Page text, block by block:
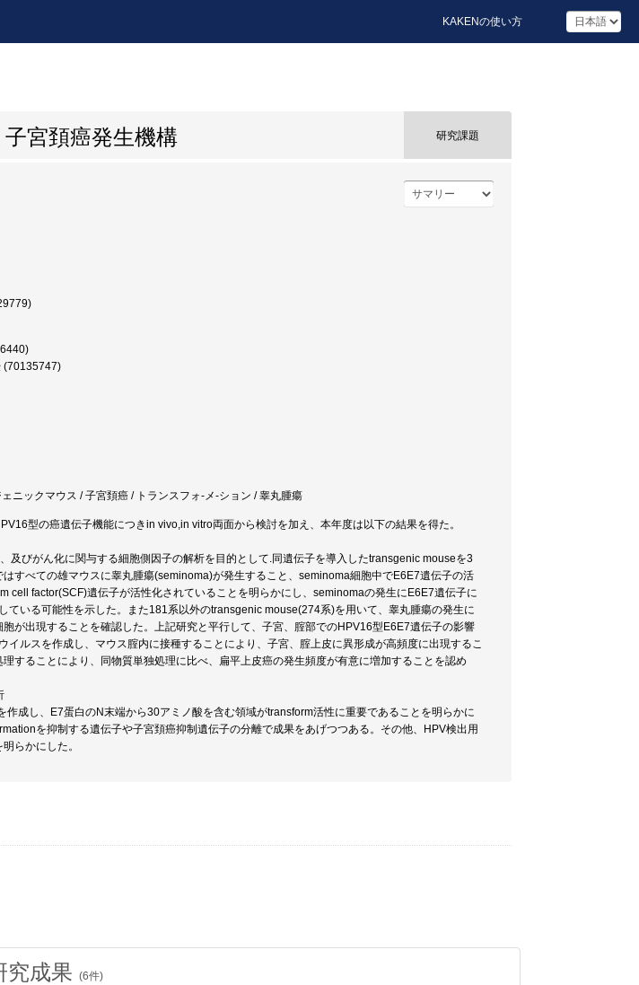
KAKENの使い方
宮頚癌発生機構 研究課題
(70135747)
ニックマウス / 子宮頚癌 / トランスフォ-メ-ション / 睾丸腫瘍
型の癌遺伝子機能につきin vivo,in vitro両面から検討を加え、本年度は以下の結果を得た。
及びがん化に関与する細胞側因子の解析を目的として.同遺伝子を導入したtransgenic mouseを3
すべての雄マウスに睾丸腫瘍(seminoma)が発生すること、seminoma細胞中でE6E7遺伝子の活
cell factor(SCF)遺伝子が活性化されていることを明らかにし、seminomaの発生にE6E7遺伝子に
ている可能性を示した。また181系以外のtransgenic mouse(274系)を用いて、睾丸腫瘍の発生に
が出現することを確認した。上記研究と平行して、子宮、腟部でのHPV16型E6E7遺伝子の影響
イルスを作成し、マウス腟内に接種することにより、子宮、腟上皮に異形成が高頻度に出現するこ
することにより、同物質単独処理に比べ、扁平上皮癌の発生頻度が有意に増加することを認め
成し、E7蛋白のN末端から30アミノ酸を含む領域がtransform活性に重要であることを明らかに
を抑制する遺伝子や子宮頚癌抑制遺伝子の分離で成果をあげつつある。その他、HPV検出用
らかにした。
究成果 (6件)